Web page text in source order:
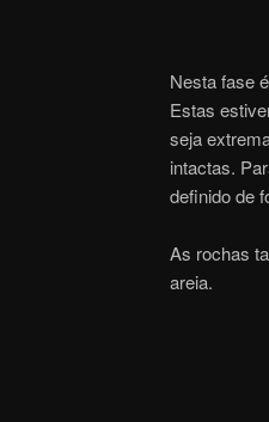
Nesta fase
Estas
seja
intactas.
definido de
As rochas
areia.